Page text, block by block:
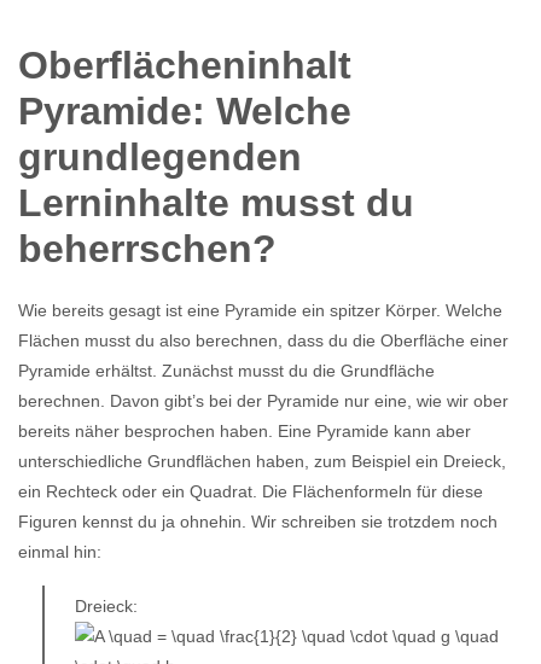
Oberflächeninhalt
Pyramide: Welche
grundlegenden
Lerninhalte musst du
beherrschen?
Wie bereits gesagt ist eine Pyramide ein spitzer Körper. Welche
Flächen musst du also berechnen, dass du die Oberfläche einer
Pyramide erhältst. Zunächst musst du die Grundfläche
berechnen. Davon gibt’s bei der Pyramide nur eine, wie wir ober
bereits näher besprochen haben. Eine Pyramide kann aber
unterschiedliche Grundflächen haben, zum Beispiel ein Dreieck,
ein Rechteck oder ein Quadrat. Die Flächenformeln für diese
Figuren kennst du ja ohnehin. Wir schreiben sie trotzdem noch
einmal hin:
Dreieck: